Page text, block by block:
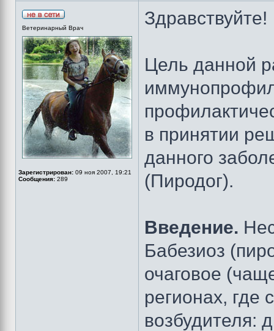
Ветеринарный Врач
Зарегистрирован: 09 ноя 2007, 19:21
Сообщения: 289
Здравствуйте!
Цель данной
в принятии
данного
(Пиродог).
Введение.
Бабезиоз
очаговое
регионах, где
возбудителя: